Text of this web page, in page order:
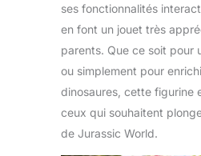
ses fonctionnalités
en font un jouet très
parents. Que ce soit pour
ou simplement pour
dinosaures, cette figurine
ceux qui souhaitent
de Jurassic World.